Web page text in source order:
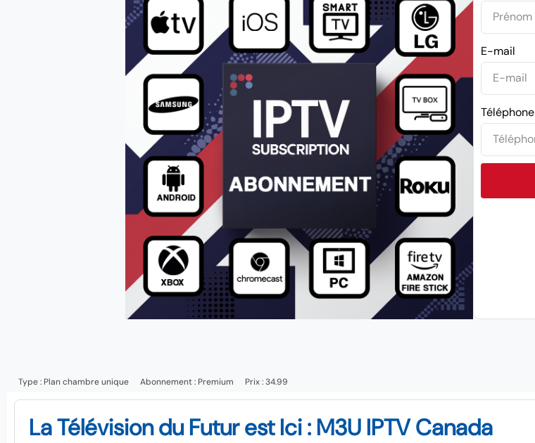
E-mail
Téléphone
Type : Plan chambre unique Abonnement : Premium Prix : 34.99
La Télévision du Futur est Ici : M3U IPTV Canada